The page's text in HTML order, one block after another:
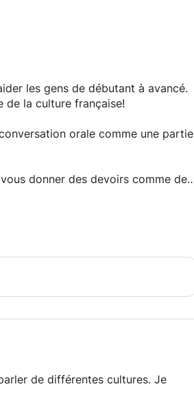
les gens de débutant à avancé.
de la culture française!
orale comme une partie
donner des devoirs comme des
livres ou des films en français
de différentes cultures. Je